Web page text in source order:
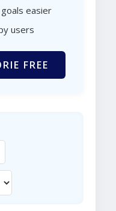
easier
users
FREE